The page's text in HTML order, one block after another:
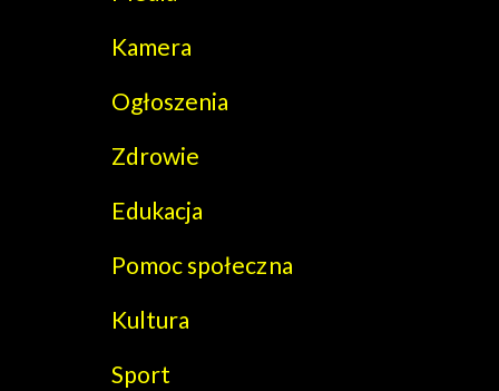
Kamera
Ogłoszenia
Zdrowie
Edukacja
Pomoc społeczna
Kultura
Sport